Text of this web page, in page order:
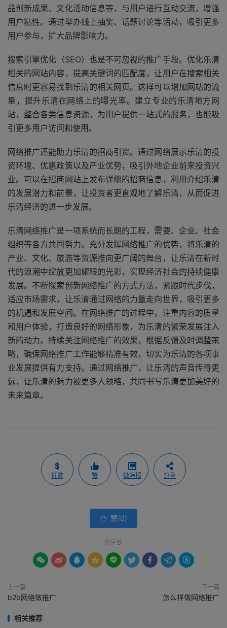
品创新成果、文化活动信息等，与用户进行互动交流，增强
用户粘性。通过举办线上抽奖、话题讨论等活动，吸引更多
用户参与，扩大品牌影响力。
搜索引擎优化（SEO）也是不可忽视的推广手段。优化乐清
相关的网站内容，提高关键词的匹配度，让用户在搜索相关
信息时更容易找到乐清的相关网页。这样可以增加网站的流
量，提升乐清在网络上的曝光率。建立专业的乐清地方网
站，整合各类信息资源，为用户提供一站式的服务，也能吸
引更多用户访问和使用。
网络推广还能助力乐清的招商引资。通过网络展示乐清的投
资环境、优惠政策以及产业优势，吸引外地企业前来投资兴
业。可以在招商网站上发布详细的招商信息，利用介绍乐清
的发展潜力和前景，让投资者更直观地了解乐清，从而促进
乐清经济的进一步发展。
乐清网络推广是一项系统而长期的工程，需要、企业、社会
组织等各方共同努力。充分发挥网络推广的优势，将乐清的
产业、文化、旅游等资源推向更广阔的舞台，让乐清在新时
代的浪潮中绽放更加耀眼的光彩，实现经济社会的持续健康
发展。不断探索创新网络推广的方式方法，紧跟时代步伐，
适应市场需求，让乐清通过网络的力量走向世界，吸引更多
的机遇和发展空间。在网络推广的过程中，注重内容的质量
和用户体验，打造良好的网络形象，为乐清的繁荣发展注入
新的动力。持续关注网络推广的效果，根据反馈及时调整策
略，确保网络推广工作能够精准有效，切实为乐清的各项事
业发展提供有力支持。通过网络推广，让乐清的声音传得更
远，让乐清的魅力被更多人领略，共同书写乐清更加美好的
未来篇章。
打赏 赞 微海报 分享
 赞(0)
分享到
        
上一篇
b2b网络做推广
下一篇
怎么样做网络推广
相关推荐